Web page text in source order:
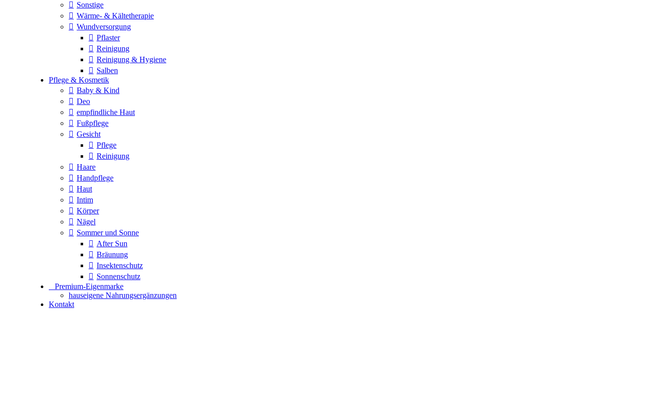
Sonstige
Wärme- & Kältetherapie
Wundversorgung
Pflaster
Reinigung
Reinigung & Hygiene
Salben
Pflege & Kosmetik
Baby & Kind
Deo
empfindliche Haut
Fußpflege
Gesicht
Pflege
Reinigung
Haare
Handpflege
Haut
Intim
Körper
Nägel
Sommer und Sonne
After Sun
Bräunung
Insektenschutz
Sonnenschutz
⠀​Premium-Eigenmarke
hauseigene Nahrungsergänzungen
Kontakt